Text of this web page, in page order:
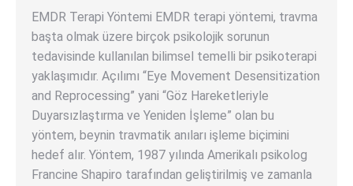
EMDR Terapi Yöntemi EMDR terapi yöntemi, travma
başta olmak üzere birçok psikolojik sorunun
tedavisinde kullanılan bilimsel temelli bir psikoterapi
yaklaşımıdır. Açılımı “Eye Movement Desensitization
and Reprocessing” yani “Göz Hareketleriyle
Duyarsızlaştırma ve Yeniden İşleme” olan bu
yöntem, beynin travmatik anıları işleme biçimini
hedef alır. Yöntem, 1987 yılında Amerikalı psikolog
Francine Shapiro tarafından geliştirilmiş ve zamanla